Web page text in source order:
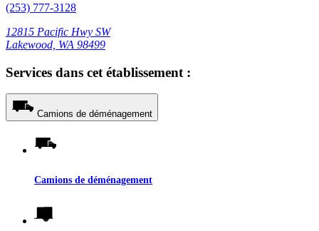
(253) 777-3128
12815 Pacific Hwy SW
Lakewood, WA 98499
Services dans cet établissement :
Camions de déménagement
Camions de déménagement